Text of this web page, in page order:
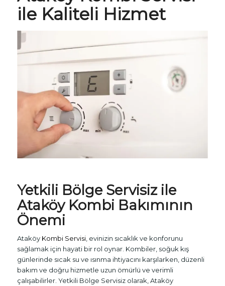
ile Kaliteli Hizmet
Yetkili Bölge Servisiz ile
Ataköy Kombi Bakımının
Önemi
Ataköy Kombi Servisi, evinizin sıcaklık ve konforunu
sağlamak için hayati bir rol oynar. Kombiler, soğuk kış
günlerinde sıcak su ve ısınma ihtiyacını karşılarken, düzenli
bakım ve doğru hizmetle uzun ömürlü ve verimli
çalışabilirler. Yetkili Bölge Servisiz olarak, Ataköy